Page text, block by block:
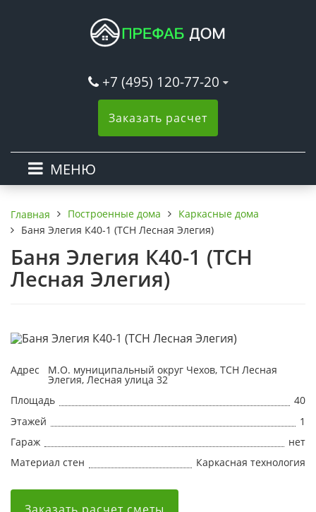
+7 (495) 120-77-20
Заказать расчет
МЕНЮ
Главная Построенные дома
Каркасные дома
Баня Элегия К40-1 (ТСН Лесная Элегия)
Баня Элегия К40-1 (ТСН
Лесная Элегия)
Адрес М.О. муниципальный округ Чехов, ТСН Лесная
Элегия, Лесная улица 32
Площадь
40
Этажей
1
Гараж
нет
Материал стен
Каркасная технология